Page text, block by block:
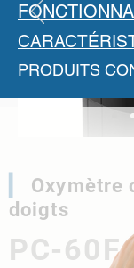
Oxymètre
doigts
PC-60F
PRODUITS